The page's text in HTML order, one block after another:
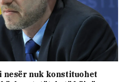
nesër nuk konstituohet